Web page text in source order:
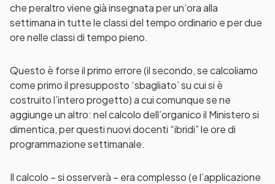
che peraltro viene già insegnata per un’ora alla
settimana in tutte le classi del tempo ordinario e per due
ore nelle classi di tempo pieno.
Questo è forse il primo errore (il secondo, se calcoliamo
come primo il presupposto ‘sbagliato’ su cui si è
costruito l’intero progetto) a cui comunque se ne
aggiunge un altro: nel calcolo dell’organico il Ministero si
dimentica, per questi nuovi docenti “ibridi” le ore di
programmazione settimanale.
Il calcolo – si osserverà – era complesso (e l’applicazione